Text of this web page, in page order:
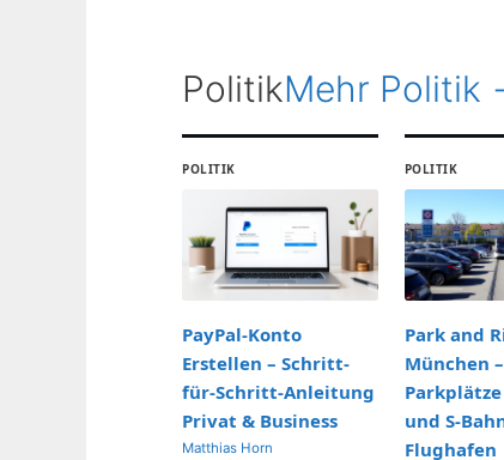
PolitikMehr Politik
POLITIK
PayPal-Konto
Erstellen – Schritt-
für-Schritt-Anleitung
Privat & Business
Matthias Horn
POLITIK
Park and
München –
und S-
Flughafen